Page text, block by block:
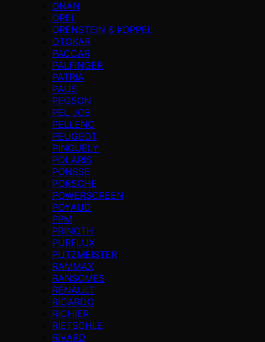
ONAN
OPEL
ORENSTEIN & KOPPEL
OTOKAR
PACCAR
PALFINGER
PATRIA
PAUS
PEGSON
PEL JOB
PELLENC
PEUGEOT
PINGUELY
POLARIS
PONSSE
PORSCHE
POWERSCREEN
POYAUD
PPM
PRINOTH
PURFLUX
PUTZMEISTER
RAMMAX
RANSOMES
RENAULT
RICARDO
RICHIER
RIETSCHLE
RIVARD